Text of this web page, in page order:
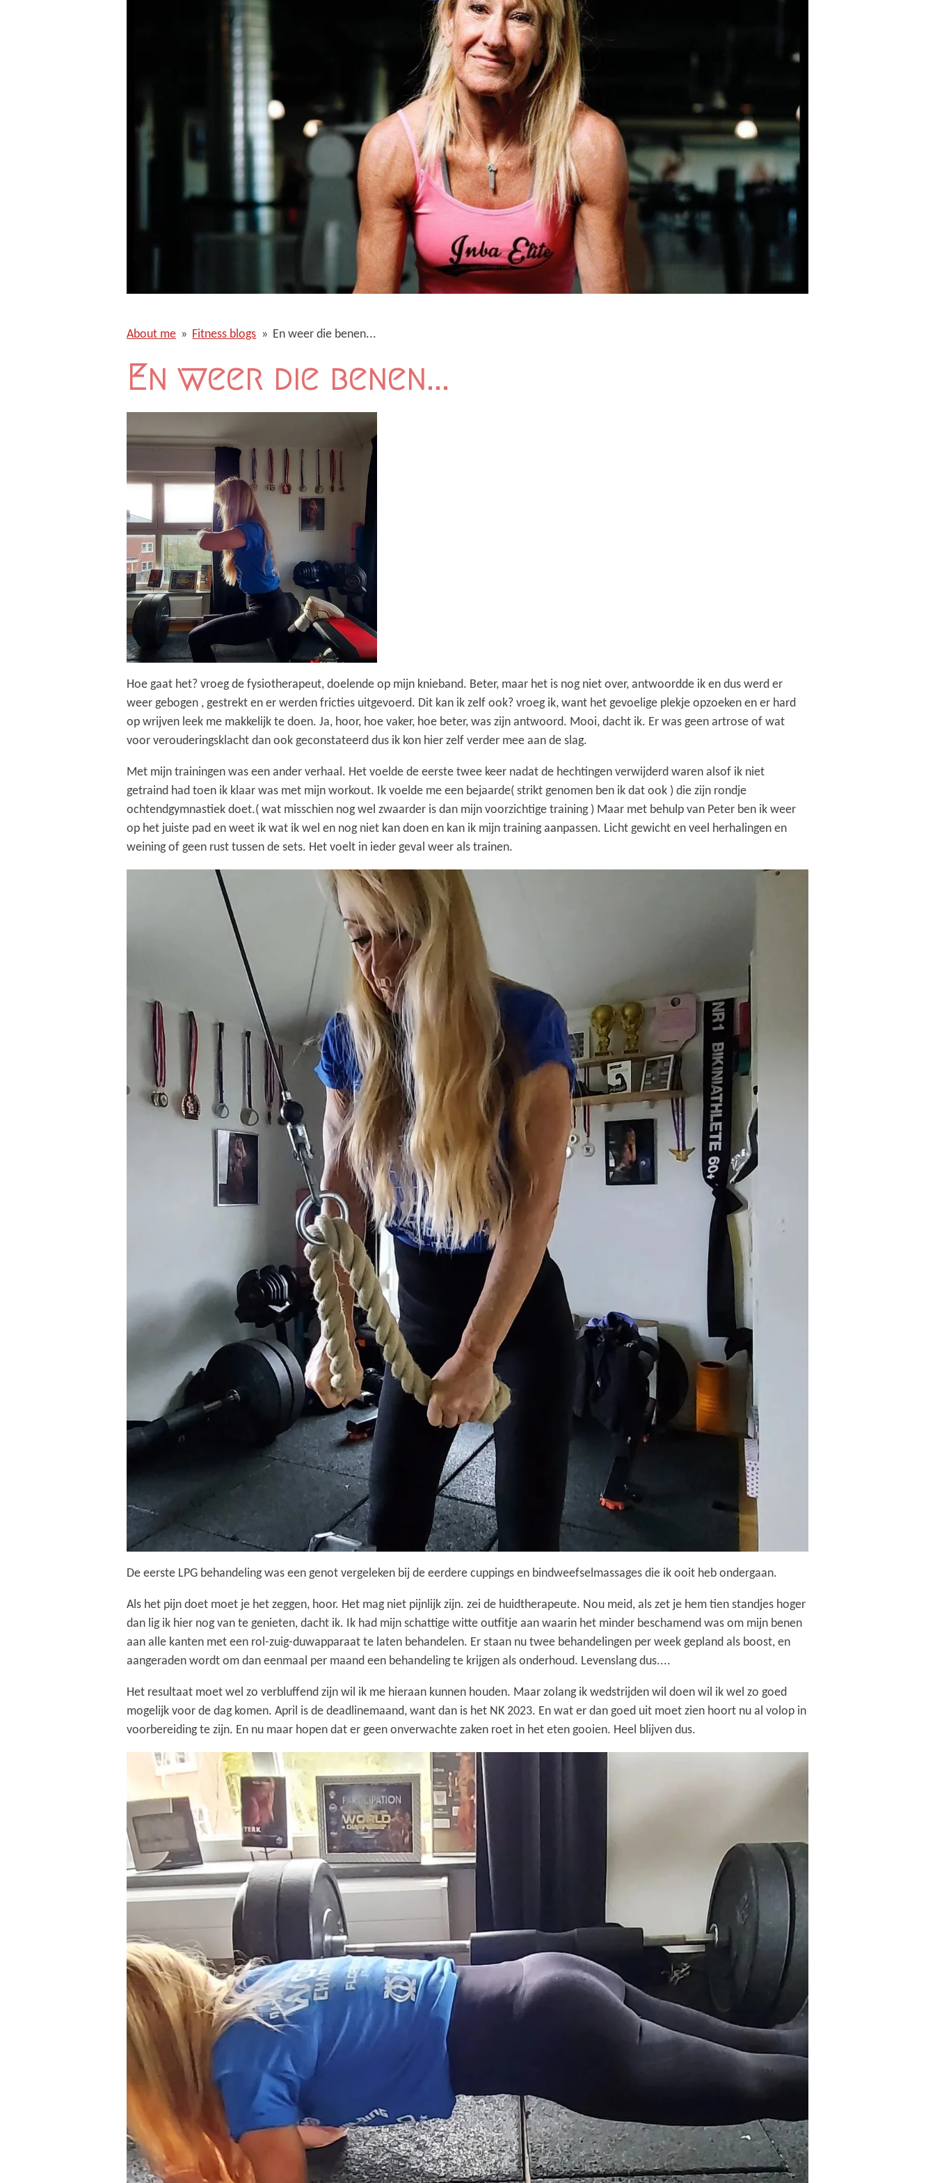
About me » Fitness blogs » En weer die benen...
En weer die benen...
Hoe gaat het? vroeg de fysiotherapeut, doelende op mijn knieband. Beter, maar het is nog niet over, antwoordde ik en dus werd er
weer gebogen , gestrekt en er werden fricties uitgevoerd. Dit kan ik zelf ook? vroeg ik, want het gevoelige plekje opzoeken en er hard
op wrijven leek me makkelijk te doen. Ja, hoor, hoe vaker, hoe beter, was zijn antwoord. Mooi, dacht ik. Er was geen artrose of wat
voor verouderingsklacht dan ook geconstateerd dus ik kon hier zelf verder mee aan de slag.
Met mijn trainingen was een ander verhaal. Het voelde de eerste twee keer nadat de hechtingen verwijderd waren alsof ik niet
getraind had toen ik klaar was met mijn workout. Ik voelde me een bejaarde( strikt genomen ben ik dat ook ) die zijn rondje
ochtendgymnastiek doet.( wat misschien nog wel zwaarder is dan mijn voorzichtige training ) Maar met behulp van Peter ben ik weer
op het juiste pad en weet ik wat ik wel en nog niet kan doen en kan ik mijn training aanpassen. Licht gewicht en veel herhalingen en
weining of geen rust tussen de sets. Het voelt in ieder geval weer als trainen.
De eerste LPG behandeling was een genot vergeleken bij de eerdere cuppings en bindweefselmassages die ik ooit heb ondergaan.
Als het pijn doet moet je het zeggen, hoor. Het mag niet pijnlijk zijn. zei de huidtherapeute. Nou meid, als zet je hem tien standjes hoger
dan lig ik hier nog van te genieten, dacht ik. Ik had mijn schattige witte outfitje aan waarin het minder beschamend was om mijn benen
aan alle kanten met een rol-zuig-duwapparaat te laten behandelen. Er staan nu twee behandelingen per week gepland als boost, en
aangeraden wordt om dan eenmaal per maand een behandeling te krijgen als onderhoud. Levenslang dus....
Het resultaat moet wel zo verbluffend zijn wil ik me hieraan kunnen houden. Maar zolang ik wedstrijden wil doen wil ik wel zo goed
mogelijk voor de dag komen. April is de deadlinemaand, want dan is het NK 2023. En wat er dan goed uit moet zien hoort nu al volop in
voorbereiding te zijn. En nu maar hopen dat er geen onverwachte zaken roet in het eten gooien. Heel blijven dus.